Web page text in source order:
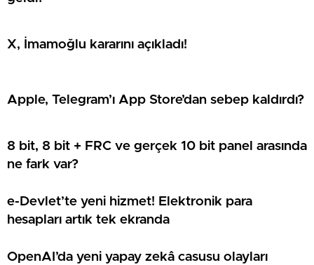
X, İmamoğlu kararını açıkladı!
Apple, Telegram’ı App Store’dan sebep kaldırdı?
8 bit, 8 bit + FRC ve gerçek 10 bit panel arasında
ne fark var?
e-Devlet’te yeni hizmet! Elektronik para
hesapları artık tek ekranda
OpenAI’da yeni yapay zekâ casusu olayları